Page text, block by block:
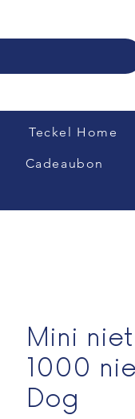
Teckel Home
Cadeaubon
Mini
1000
Dog